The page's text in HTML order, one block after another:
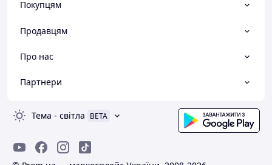
Покупцям
Продавцям
Про нас
Партнери
Тема - світла BETA